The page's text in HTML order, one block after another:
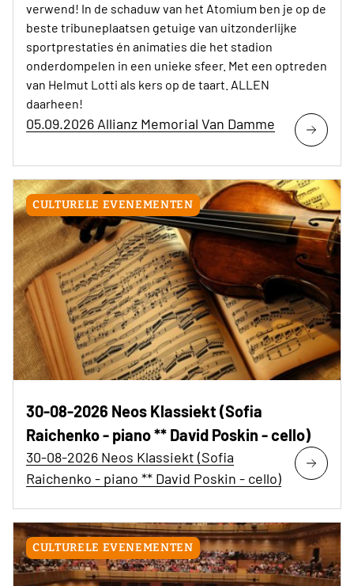
verwend! In de schaduw van het Atomium ben je op de
beste tribuneplaatsen getuige van uitzonderlijke
sportprestaties én animaties die het stadion
onderdompelen in een unieke sfeer. Met een optreden
van Helmut Lotti als kers op de taart. ALLEN
daarheen!
05.09.2026 Allianz Memorial Van Damme
CULTURELE EVENEMENTEN
30-08-2026 Neos Klassiekt (Sofia
Raichenko - piano ** David Poskin - cello)
30-08-2026 Neos Klassiekt (Sofia
Raichenko - piano ** David Poskin - cello)
CULTURELE EVENEMENTEN